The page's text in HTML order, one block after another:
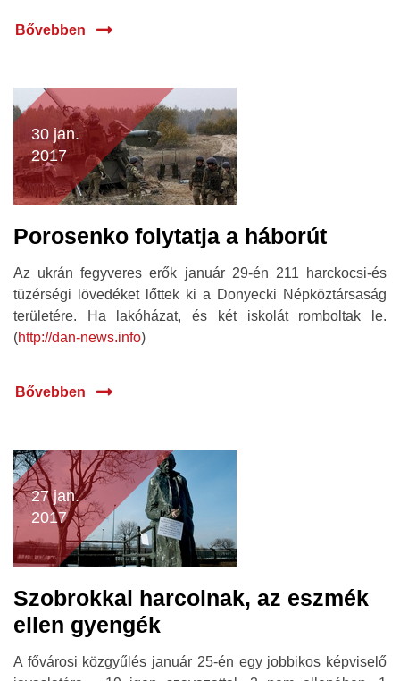
Bővebben
30 jan.
2017
Porosenko folytatja a háborút
Az ukrán fegyveres erők január 29-én 211 harckocsi-és
tüzérségi lövedéket lőttek ki a Donyecki Népköztársaság
területére. Ha lakóházat, és két iskolát romboltak le.
(http://dan-news.info)
Bővebben
27 jan.
2017
Szobrokkal harcolnak, az eszmék
ellen gyengék
A fővárosi közgyűlés január 25-én egy jobbikos képviselő